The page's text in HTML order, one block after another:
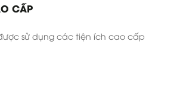
CẤP
sử dụng các tiện ích cao cấp